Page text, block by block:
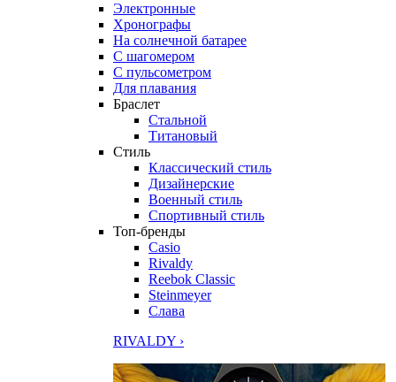
Электронные
Хронографы
На солнечной батарее
С шагомером
С пульсометром
Для плавания
Браслет
Стальной
Титановый
Стиль
Классический стиль
Дизайнерские
Военный стиль
Спортивный стиль
Топ-бренды
Casio
Rivaldy
Reebok Classic
Steinmeyer
Слава
RIVALDY ›